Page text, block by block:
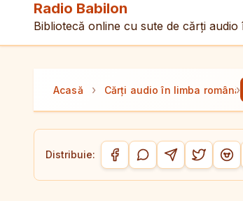
Radio Babilon
Bibliotecă online cu sute de cărți audio
Acasă › Cărți audio în limba română
›
Distribuie:
Distribuie pe Facebook
Distribuie pe
Distribuie pe